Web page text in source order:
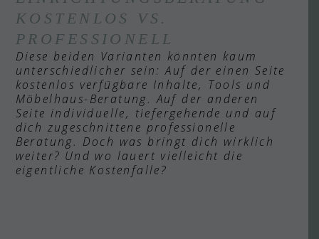
KOSTENLOS VS.
PROFESSIONELL
Diese beiden Varianten könnten kaum
unterschiedlicher sein: Auf der einen Seite
kostenlos verfügbare Inhalte, Tools und
Möbelhaus-Beratung. Auf der anderen
Seite individuelle, tiefergehende und auf
dich zugeschnittene professionelle
Beratung. Doch was bringt dich wirklich
weiter? Und wo lauert vielleicht die
eigentliche Kostenfalle?